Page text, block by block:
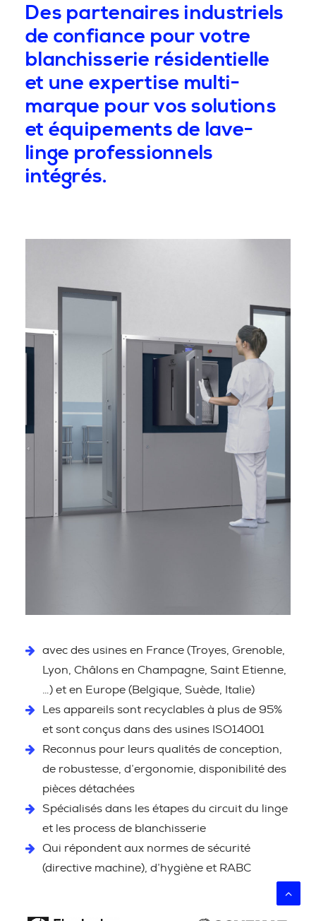
Des partenaires industriels
de confiance pour votre
blanchisserie résidentielle
et une expertise multi-
marque pour vos solutions
et équipements de lave-
linge professionnels
intégrés.
avec des usines en France (Troyes, Grenoble,
Lyon, Châlons en Champagne, Saint Etienne,
…) et en Europe (Belgique, Suède, Italie)
Les appareils sont recyclables à plus de 95%
et sont conçus dans des usines ISO14001
Reconnus pour leurs qualités de conception,
de robustesse, d’ergonomie, disponibilité des
pièces détachées
Spécialisés dans les étapes du circuit du linge
et les process de blanchisserie
Qui répondent aux normes de sécurité
(directive machine), d’hygiène et RABC